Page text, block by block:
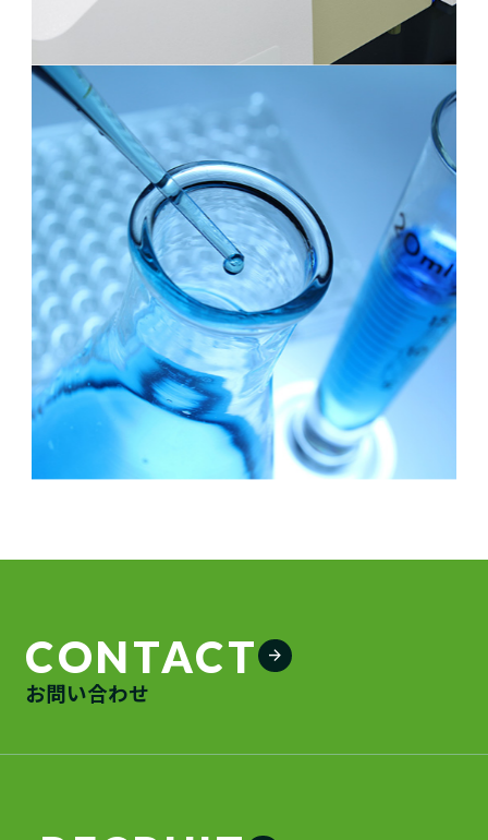
CONTACT arrow_forward
お問い合わせ